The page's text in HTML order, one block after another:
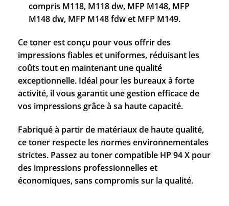
compris M118, M118 dw, MFP M148, MFP
M148 dw, MFP M148 fdw et MFP M149.
Ce toner est conçu pour vous offrir des
impressions fiables et uniformes, réduisant les
coûts tout en maintenant une qualité
exceptionnelle. Idéal pour les bureaux à forte
activité, il vous garantit une gestion efficace de
vos impressions grâce à sa haute capacité.
Fabriqué à partir de matériaux de haute qualité,
ce toner respecte les normes environnementales
strictes. Passez au toner compatible HP 94 X pour
des impressions professionnelles et
économiques, sans compromis sur la qualité.